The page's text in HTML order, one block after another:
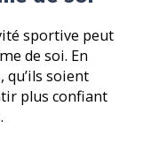
sportive peut
de soi. En
soient
plus confiant